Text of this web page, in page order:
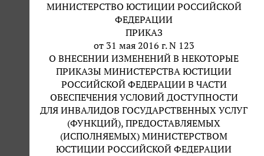
МИНИСТЕРСТВО ЮСТИЦИИ РОССИЙСКОЙ
ФЕДЕРАЦИИ
ПРИКАЗ
от 31 мая 2016 г. N 123
О ВНЕСЕНИИ ИЗМЕНЕНИЙ В НЕКОТОРЫЕ
ПРИКАЗЫ МИНИСТЕРСТВА ЮСТИЦИИ
РОССИЙСКОЙ ФЕДЕРАЦИИ В ЧАСТИ
ОБЕСПЕЧЕНИЯ УСЛОВИЙ ДОСТУПНОСТИ
ДЛЯ ИНВАЛИДОВ ГОСУДАРСТВЕННЫХ УСЛУГ
(ФУНКЦИЙ), ПРЕДОСТАВЛЯЕМЫХ
(ИСПОЛНЯЕМЫХ) МИНИСТЕРСТВОМ
ЮСТИЦИИ РОССИЙСКОЙ ФЕДЕРАЦИИ